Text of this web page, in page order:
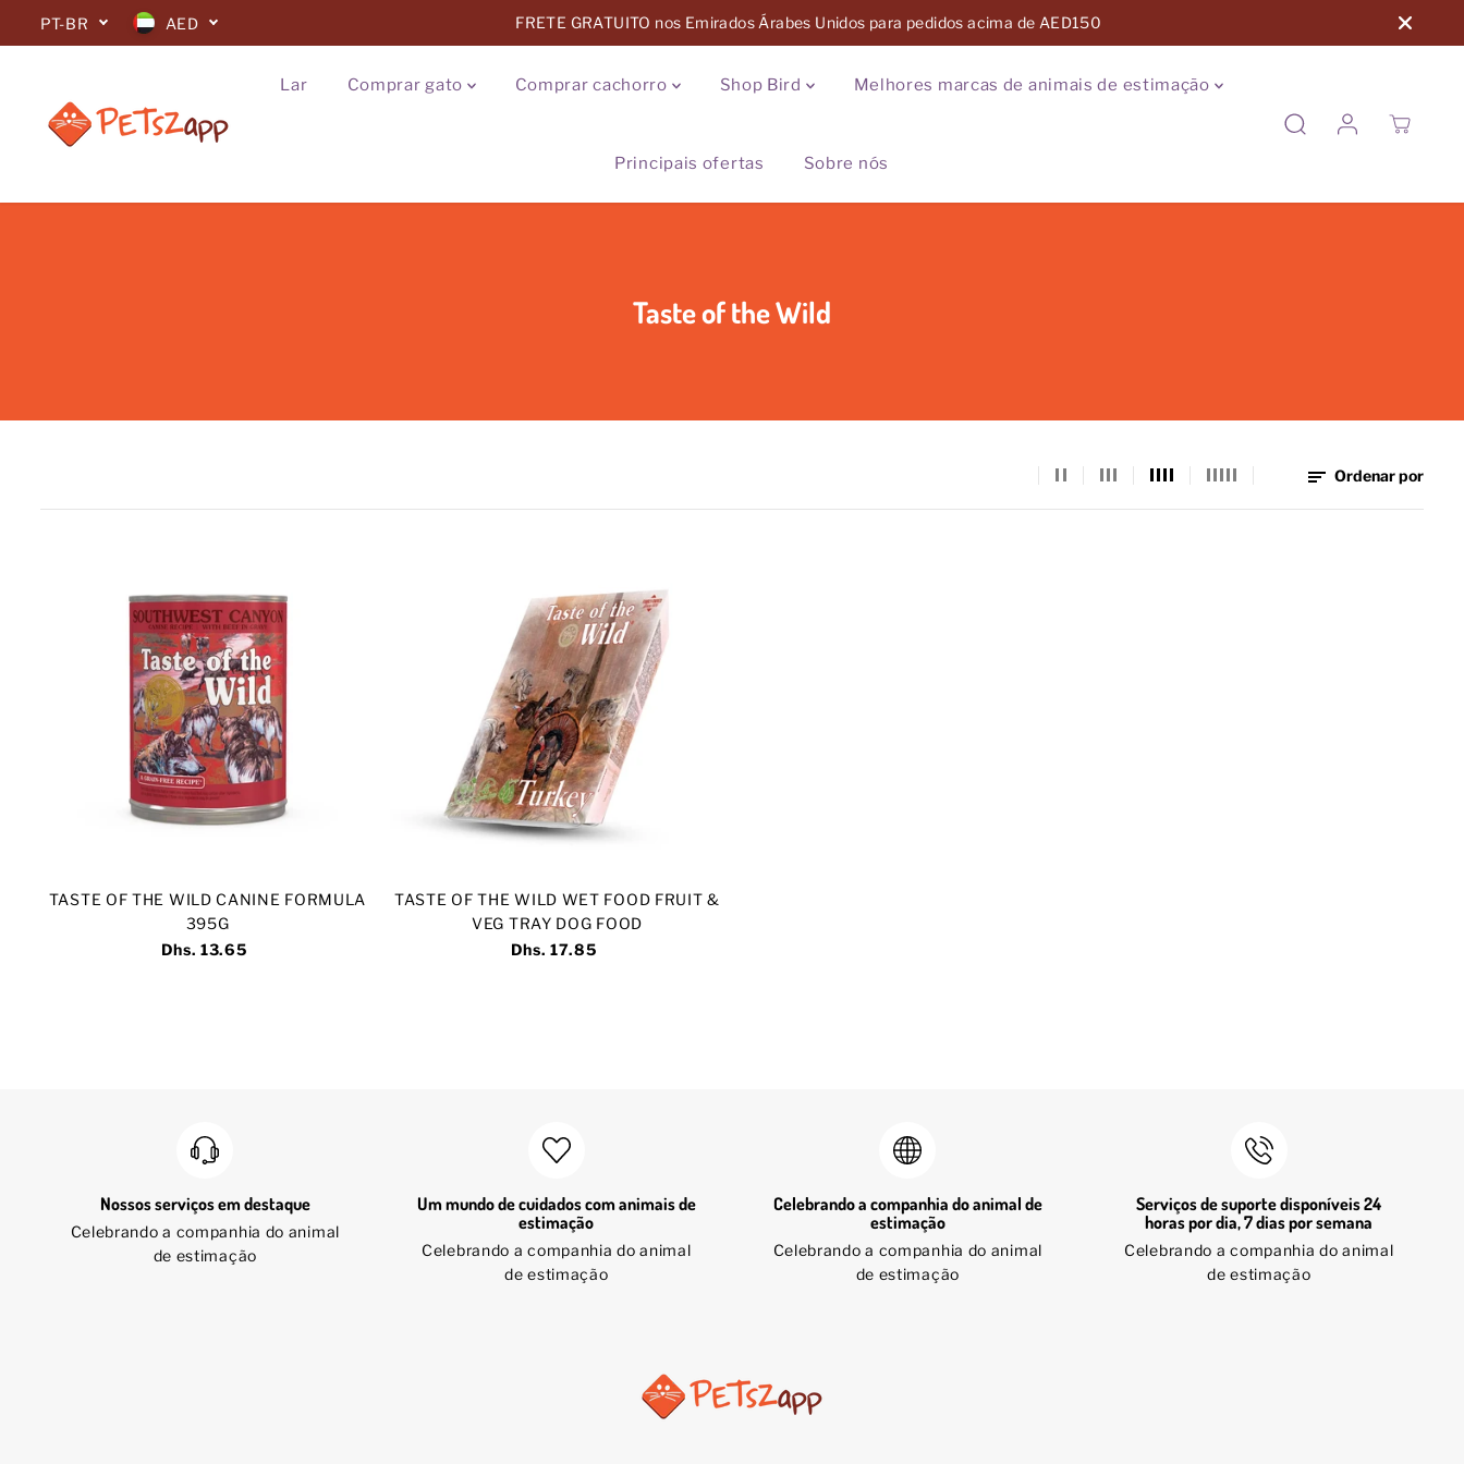
IR PARA O
CONTEÚDO
PT-BR AED FRETE GRATUITO nos Emirados Árabes Unidos para pedidos acima de AED150
Lar Comprar gato Comprar cachorro Shop Bird Melhores marcas de animais de estimação
Principais ofertas Sobre nós
Taste of the Wild
Ordenar por
TASTE OF THE WILD CANINE FORMULA
395G
Dhs. 13.65
TASTE OF THE WILD WET FOOD FRUIT &
VEG TRAY DOG FOOD
Dhs. 17.85
Nossos serviços em destaque
Celebrando a companhia do animal
de estimação
Um mundo de cuidados com animais de
estimação
Celebrando a companhia do animal
de estimação
Celebrando a companhia do animal de
estimação
Celebrando a companhia do animal
de estimação
Serviços de suporte disponíveis 24
horas por dia, 7 dias por semana
Celebrando a companhia do animal
de estimação